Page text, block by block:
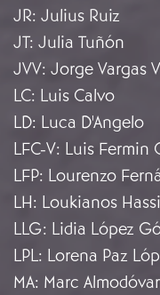
JR: Julius Ruiz
JT: Julia Tuñón
JVV: Jorge Vargas
LC: Luis Calvo
LD: Luca D'Angelo
LFC-V: Luis Fermin
LFP: Lourenzo
LH: Loukianos
LLG: Lidia López
LPL: Lorena Paz
MA: Marc Almodóvar